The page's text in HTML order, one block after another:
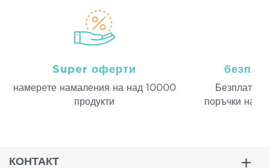
Super оферти
намерeте намаления на над 10000
продукти
Безплатна
поръчки над
КОНТАКТ